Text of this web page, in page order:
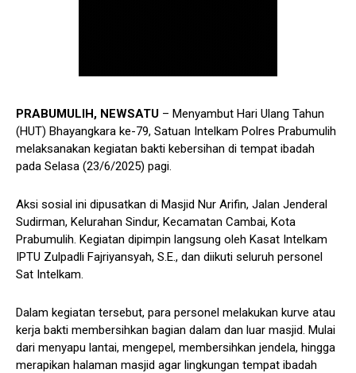
PRABUMULIH, NEWSATU – Menyambut Hari Ulang Tahun
(HUT) Bhayangkara ke-79, Satuan Intelkam Polres Prabumulih
melaksanakan kegiatan bakti kebersihan di tempat ibadah
pada Selasa (23/6/2025) pagi.
Aksi sosial ini dipusatkan di Masjid Nur Arifin, Jalan Jenderal
Sudirman, Kelurahan Sindur, Kecamatan Cambai, Kota
Prabumulih. Kegiatan dipimpin langsung oleh Kasat Intelkam
IPTU Zulpadli Fajriyansyah, S.E., dan diikuti seluruh personel
Sat Intelkam.
Dalam kegiatan tersebut, para personel melakukan kurve atau
kerja bakti membersihkan bagian dalam dan luar masjid. Mulai
dari menyapu lantai, mengepel, membersihkan jendela, hingga
merapikan halaman masjid agar lingkungan tempat ibadah